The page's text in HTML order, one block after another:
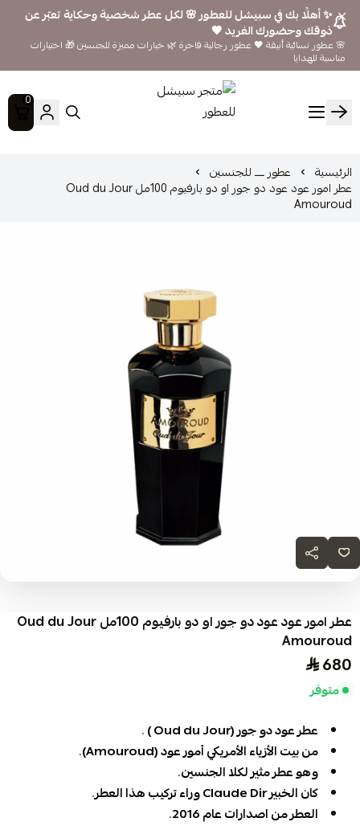
✨ أهلًا بك في سبيشل للعطور 🌸 لكل عطر شخصية وحكاية تعبّر عن
ذوقك وحضورك الفريد 🖤
🌸 عطور نسائية أنيقة 🖤 عطور رجالية فاخرة 🌿 خيارات مميزة للجنسين 🎁 اختيارات
مناسبة للهدايا
متجر سبيشل للعطور
0
الرئيسية عطور ــــ للجنسين
عطر امور عود عود دو جور او دو بارفيوم 100مل Oud du Jour
Amouroud
عطر امور عود عود دو جور او دو بارفيوم 100مل Oud du Jour
Amouroud
680
متوفر
عطر عود دو جور (Oud du Jour ) .
من بيت الأزياء الأمريكي أمور عود (Amouroud).
وهو عطر مثير لكلا الجنسين.
كان الخبير Claude Dir وراء تركيب هذا العطر.
العطر من اصدارات عام 2016.